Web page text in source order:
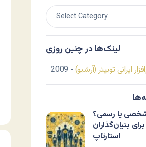
لینک‌ها در چنین روزی
ایرانی توییتر (آرشیو) - 2009
یا رسمی؟
بنیان‌گذاران
استارتاپ